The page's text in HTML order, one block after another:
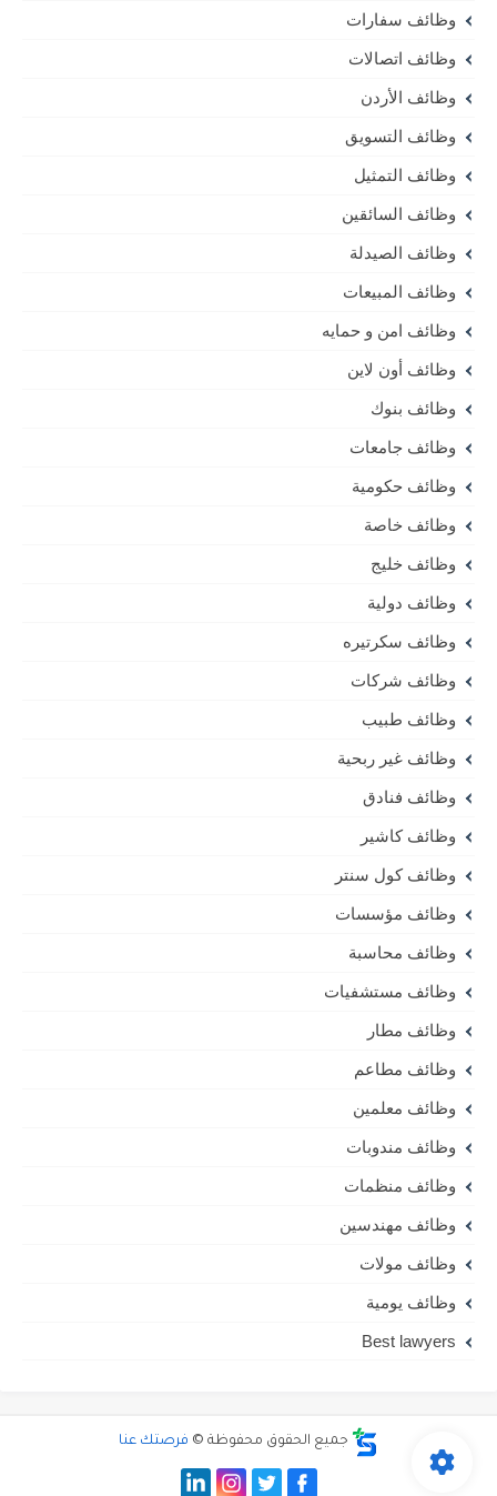
وظائف سفارات
وظائف اتصالات
وظائف الأردن
وظائف التسويق
وظائف التمثيل
وظائف السائقين
وظائف الصيدلة
وظائف المبيعات
وظائف امن و حمايه
وظائف أون لاين
وظائف بنوك
وظائف جامعات
وظائف حكومية
وظائف خاصة
وظائف خليج
وظائف دولية
وظائف سكرتيره
وظائف شركات
وظائف طبيب
وظائف غير ربحية
وظائف فنادق
وظائف كاشير
وظائف كول سنتر
وظائف مؤسسات
وظائف محاسبة
وظائف مستشفيات
وظائف مطار
وظائف مطاعم
وظائف معلمين
وظائف مندوبات
وظائف منظمات
وظائف مهندسين
وظائف مولات
وظائف يومية
Best lawyers
جميع الحقوق محفوظة © فرصتك عنا